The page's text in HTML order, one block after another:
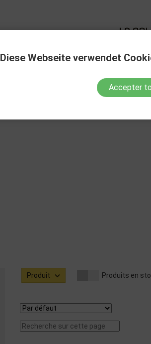
Produit Produits en
Diese Webseite verwendet
Accepter